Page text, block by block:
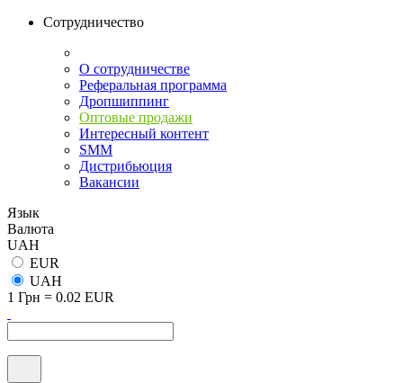
Сотрудничество
О сотрудничестве
Реферальная программа
Дропшиппинг
Оптовые продажи
Интересный контент
SMM
Дистрибьюция
Вакансии
Язык
Валюта
UAH
EUR
UAH
1 Грн = 0.02 EUR